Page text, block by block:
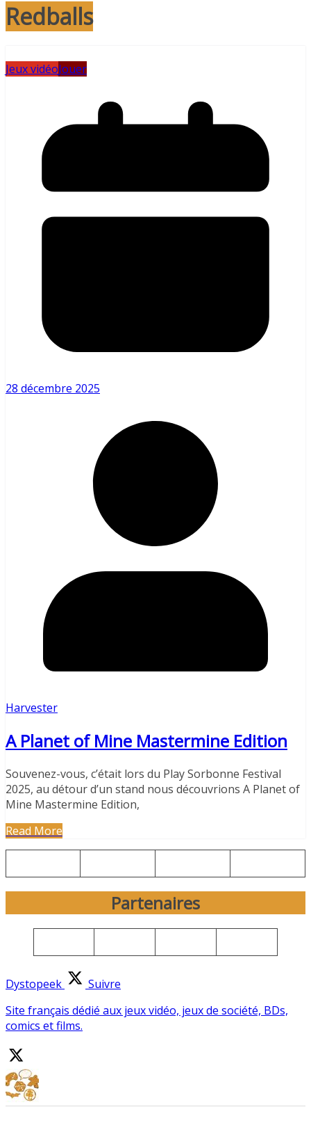
Redballs
Jeux vidéoJouer
28 décembre 2025
Harvester
A Planet of Mine Mastermine Edition
Souvenez-vous, c’était lors du Play Sorbonne Festival
2025, au détour d’un stand nous découvrions A Planet of
Mine Mastermine Edition,
Read More
Partenaires
Dystopeek
Suivre
Site français dédié aux jeux vidéo, jeux de société, BDs,
comics et films.